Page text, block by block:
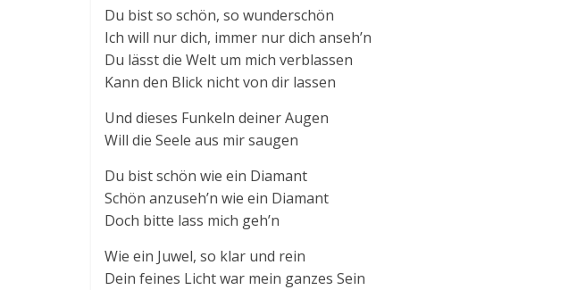
Du bist so schön, so wunderschön
Ich will nur dich, immer nur dich anseh’n
Du lässt die Welt um mich verblassen
Kann den Blick nicht von dir lassen
Und dieses Funkeln deiner Augen
Will die Seele aus mir saugen
Du bist schön wie ein Diamant
Schön anzuseh’n wie ein Diamant
Doch bitte lass mich geh’n
Wie ein Juwel, so klar und rein
Dein feines Licht war mein ganzes Sein